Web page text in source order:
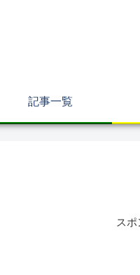
記事一覧
ス